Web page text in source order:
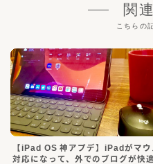
関
こちらの
【iPad OS 神アプデ】iPadがマウ
対応になって、外でのブログが快適